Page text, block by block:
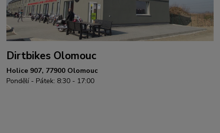
Dirtbikes Olomouc
Holice 907, 77900 Olomouc
Pondělí - Pátek: 8:30 - 17:00